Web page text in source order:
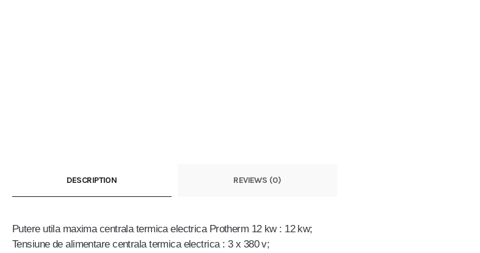
DESCRIPTION REVIEWS (0)
Putere utila maxima centrala termica electrica Protherm 12 kw : 12 kw;
Tensiune de alimentare centrala termica electrica : 3 x 380 v;